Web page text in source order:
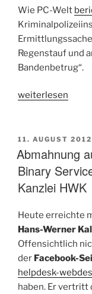
gegen
den
Facebook-
Abmahner“
Wie PC-Welt
Regenstauf und
Bandenbetrug“.
„Polizei
gegen
Abmahner
aus
Regenstauf“
weiterlesen
VERÖFFENTLICHT
AM
11. AUGUST 2012
Abmahnung
Binary
Kanzlei HWK
Heute erreichte
Hans-Werner
Offensichtlich
der Facebook-
helpdesk-
haben. Er vertritt